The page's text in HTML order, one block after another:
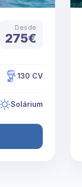
Desde
275€
130 CV
Solárium